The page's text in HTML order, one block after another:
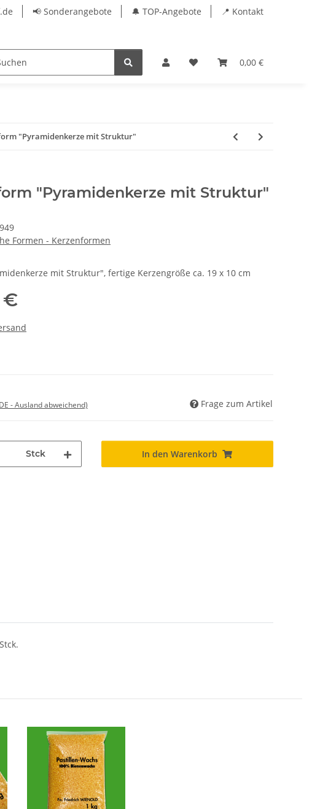
📢 Sonderangebote 🔔 TOP-Angebote 📍 Kontakt
0,00 €
"Pyramidenkerze mit Struktur"
"Pyramidenkerze mit Struktur"
Formen - Kerzenformen
mit Struktur", fertige Kerzengröße ca. 19 x 10 cm
€
- Ausland abweichend) Frage zum Artikel
Stck In den Warenkorb